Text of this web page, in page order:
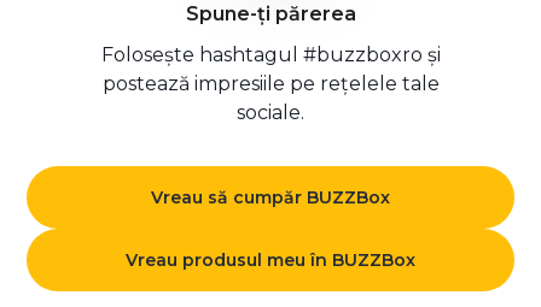
Spune-ți părerea
Folosește hashtagul #buzzboxro și
postează impresiile pe rețelele tale
sociale.
Vreau să cumpăr BUZZBox
Vreau produsul meu în BUZZBox